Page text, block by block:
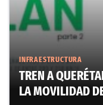
INFRAESTRUCTURA
TREN A
LA MOVILIDAD